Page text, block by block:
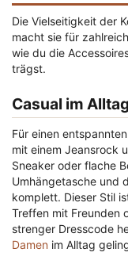
Die Vielseitigkeit der
macht sie für
wie du die
trägst.
Casual im Alltag
Für einen
mit einem Jeansrock
Sneaker oder flache
Umhängetasche und
komplett. Dieser Stil
Treffen mit Freunden
strenger Dresscode
Damen im Alltag